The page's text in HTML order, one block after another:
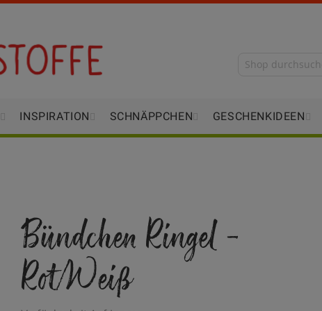
INSPIRATION SCHNÄPPCHEN GESCHENKIDEEN
Bündchen Ringel -
Rot/Weiß